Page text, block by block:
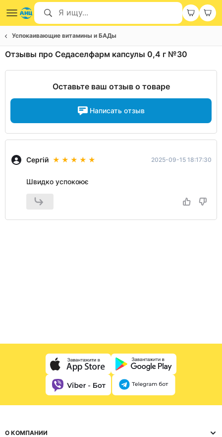
Успокаивающие витамины и БАДы
Отзывы про Седаселфарм капсулы 0,4 г №30
Оставьте ваш отзыв о товаре
Написать отзыв
Сергій 2025-09-15 18:17:30
Швидко успокоює
О КОМПАНИИ